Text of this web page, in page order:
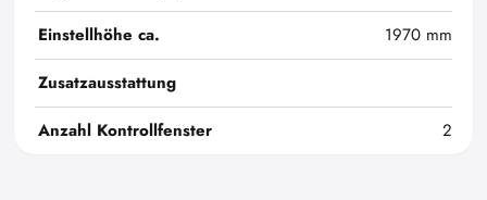
Einstellhöhe ca.
1970 mm
Zusatzausstattung
Anzahl Kontrollfenster
2